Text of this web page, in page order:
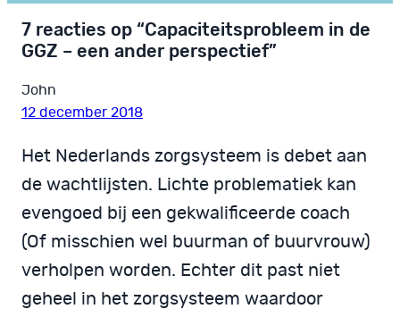
7 reacties op “Capaciteitsprobleem in de
GGZ – een ander perspectief”
John
12 december 2018
Het Nederlands zorgsysteem is debet aan
de wachtlijsten. Lichte problematiek kan
evengoed bij een gekwalificeerde coach
(Of misschien wel buurman of buurvrouw)
verholpen worden. Echter dit past niet
geheel in het zorgsysteem waardoor